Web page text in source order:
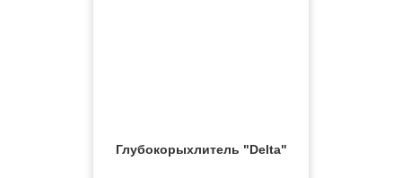
Глубокорыхлитель "Delta"